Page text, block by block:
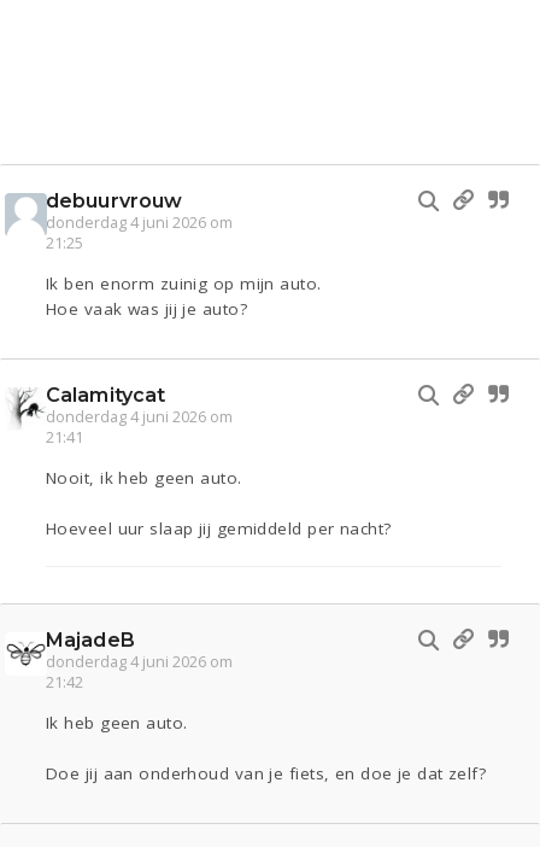
debuurvrouw
donderdag 4 juni 2026 om
21:25
Ik ben enorm zuinig op mijn auto.
Hoe vaak was jij je auto?
Calamitycat
donderdag 4 juni 2026 om
21:41
Nooit, ik heb geen auto.
Hoeveel uur slaap jij gemiddeld per nacht?
MajadeB
donderdag 4 juni 2026 om
21:42
Ik heb geen auto.
Doe jij aan onderhoud van je fiets, en doe je dat zelf?